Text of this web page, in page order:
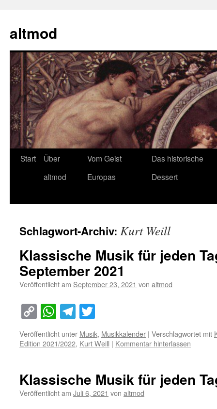
springen
altmod
Start
Über
altmod
Vom Geist
Europas
Das historische
Dessert
Schlagwort-Archiv: Kurt Weill
Klassische Musik für jeden
September 2021
Veröffentlicht am September 23, 2021 von altmod
Copy
Link
WhatsApp
Telegram
Veröffentlicht unter Musik, Musikkalender | Verschlagwortet mit
Edition 2021/2022, Kurt Weill | Kommentar hinterlassen
Klassische Musik für jeden
Veröffentlicht am Juli 6, 2021 von altmod